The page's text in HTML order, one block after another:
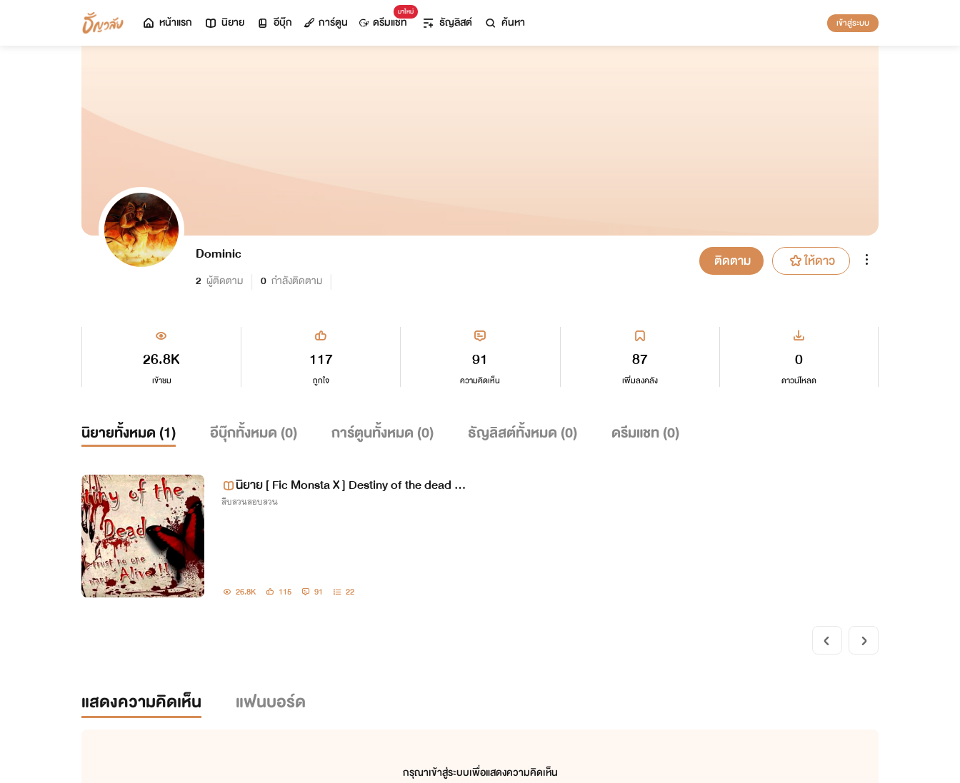
หน้าแรก นิยาย อีบุ๊ก การ์ตูน
มาใหม่
ดรีมแชท ธัญลิสต์ ค้นหา เข้าสู่ระบบ
Dominic
2 ผู้ติดตาม 0 กำลังติดตาม
ติดตาม ให้ดาว
26.8K
เข้าชม
87
เพิ่มลงคลัง
117
ถูกใจ
0
ดาวน์โหลด
91
ความคิดเห็น
นิยายทั้งหมด (1) อีบุ๊กทั้งหมด (0) การ์ตูนทั้งหมด (0) ธัญลิสต์ทั้งหมด (0) ดรีมแชท (0)
นิยาย [ Fic Monsta X ] Destiny of the dead ชะ
ตาชีวิต ลิขิตความตาย
สืบสวนสอบสวน
26.8K 115 91 22
แสดงความคิดเห็น แฟนบอร์ด
กรุณาเข้าสู่ระบบเพื่อแสดงความคิดเห็น